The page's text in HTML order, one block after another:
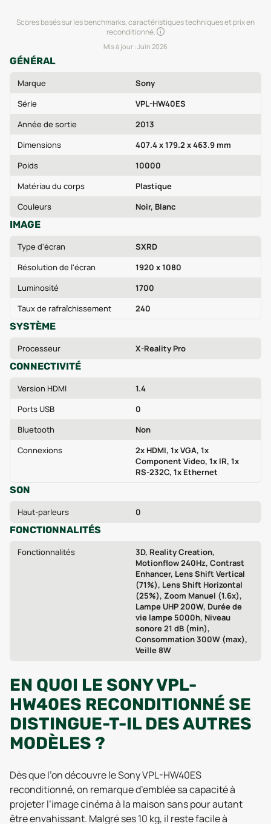
Scores basés sur les benchmarks, caractéristiques techniques et prix en
reconditionné.
Mis à jour : Juin 2026
GÉNÉRAL
Marque
Sony
Série
VPL-HW40ES
Année de sortie
2013
Dimensions
407.4 x 179.2 x 463.9 mm
Poids
10000
Matériau du corps
Plastique
Couleurs
Noir, Blanc
IMAGE
Type d'écran
SXRD
Résolution de l'écran
1920 x 1080
Luminosité
1700
Taux de rafraîchissement
240
SYSTÈME
Processeur X-Reality Pro
CONNECTIVITÉ
Version HDMI
1.4
Ports USB
0
Bluetooth
Non
Connexions
2x HDMI, 1x VGA, 1x
Component Video, 1x IR, 1x
RS-232C, 1x Ethernet
SON
Haut-parleurs 0
FONCTIONNALITÉS
Fonctionnalités
3D, Reality Creation,
Motionflow 240Hz, Contrast
Enhancer, Lens Shift Vertical
(71%), Lens Shift Horizontal
(25%), Zoom Manuel (1.6x),
Lampe UHP 200W, Durée de
vie lampe 5000h, Niveau
sonore 21 dB (min),
Consommation 300W (max),
Veille 8W
EN QUOI LE SONY VPL-
HW40ES RECONDITIONNÉ SE
DISTINGUE-T-IL DES AUTRES
MODÈLES ?
Dès que l’on découvre le Sony VPL-HW40ES
reconditionné, on remarque d’emblée sa capacité à
projeter l’image cinéma à la maison sans pour autant
être envahissant. Malgré ses 10 kg, il reste facile à